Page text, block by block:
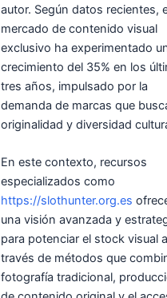
autor. Según datos recientes,
mercado de contenido visual
exclusivo ha experimentado
crecimiento del 35% en los
tres años, impulsado por la
demanda de marcas que
originalidad y diversidad
En este contexto, recursos
especializados como
https://slothunter.org.es
una visión avanzada y
para potenciar el stock visual a
través de métodos que
fotografía tradicional,